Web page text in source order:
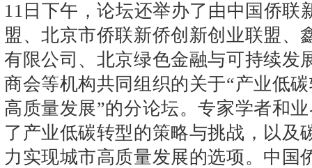
11日下午，论坛还举办了由中国侨联
盟、北京市侨联新侨创新创业联盟、
有限公司、北京绿色金融与可持续发
商会等机构共同组织的关于“产业低
高质量发展”的分论坛。专家学者和
了产业低碳转型的策略与挑战，以及
力实现城市高质量发展的选项。中国